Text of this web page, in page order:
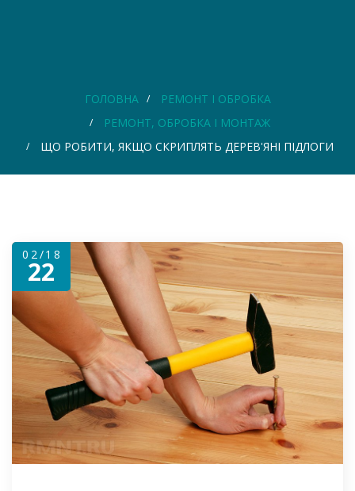
ГОЛОВНА
РЕМОНТ І ОБРОБКА
РЕМОНТ, ОБРОБКА І МОНТАЖ
ЩО РОБИТИ, ЯКЩО СКРИПЛЯТЬ ДЕРЕВ'ЯНІ ПІДЛОГИ
02/18
22